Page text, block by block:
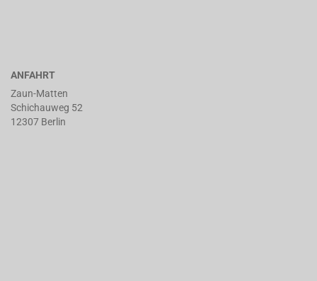
ANFAHRT
Zaun-Matten
Schichauweg 52
12307 Berlin